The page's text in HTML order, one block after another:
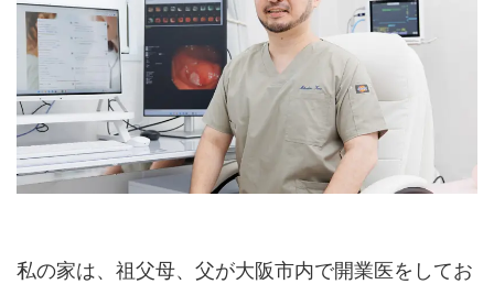
私の家は、祖父母、父が大阪市内で開業医をしてお